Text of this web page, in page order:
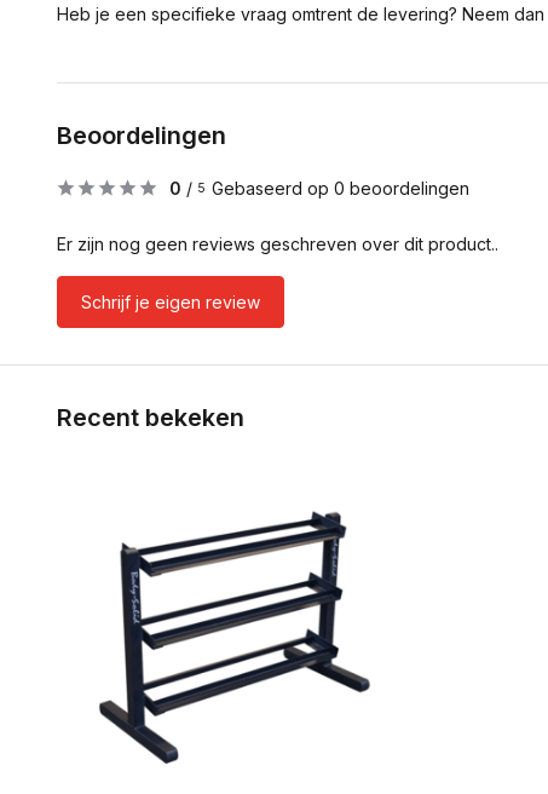
Heb je een specifieke vraag omtrent de levering? Neem dan
Beoordelingen
0 / 5 Gebaseerd op 0 beoordelingen
Er zijn nog geen reviews geschreven over dit product..
Schrijf je eigen review
Recent bekeken